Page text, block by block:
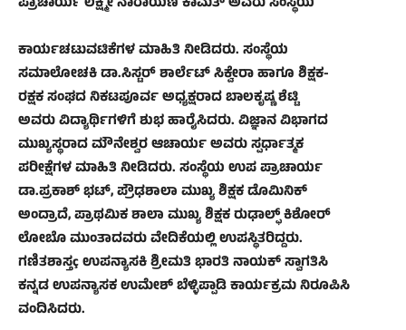
ಕಾರ್ಯಚಟುವಟಿಕೆಗಳ ಮಾಹಿತಿ ನೀಡಿದರು. ಸಂಸ್ಥೆಯ
ಸಮಾಲೋಚಕಿ ಡಾ.ಸಿಸ್ಟರ್ ಶಾರ್ಲೆಟ್ ಸಿಕ್ವೇರಾ ಹಾಗೂ ಶಿಕ್ಷಕ-
ರಕ್ಷಕ ಸಂಘದ ನಿಕಟಪೂರ್ವ ಅಧ್ಯಕ್ಷರಾದ ಬಾಲಕೃಷ್ಣ ಶೆಟ್ಟಿ
ಅವರು ವಿದ್ಯಾರ್ಥಿಗಳಿಗೆ ಶುಭ ಹಾರೈಸಿದರು. ವಿಜ್ಞಾನ ವಿಭಾಗದ
ಮುಖ್ಯಸ್ಥರಾದ ಮೌನೇಶ್ವರ ಆಚಾರ್ಯ ಅವರು ಸ್ಪರ್ಧಾತ್ಮಕ
ಪರೀಕ್ಷೆಗಳ ಮಾಹಿತಿ ನೀಡಿದರು. ಸಂಸ್ಥೆಯ ಉಪ ಪ್ರಾಚಾರ್ಯ
ಡಾ.ಪ್ರಕಾಶ್ ಭಟ್, ಪ್ರೌಢಶಾಲಾ ಮುಖ್ಯ ಶಿಕ್ಷಕ ಡೊಮಿನಿಕ್
ಅಂದ್ರಾದೆ, ಪ್ರಾಥಮಿಕ ಶಾಲಾ ಮುಖ್ಯ ಶಿಕ್ಷಕ ರುಢಾಲ್ಫ್ ಕಿಶೋರ್
ಲೋಬೊ ಮುಂತಾದವರು ವೇದಿಕೆಯಲ್ಲಿ ಉಪಸ್ಥಿತರಿದ್ದರು.
ಗಣಿತಶಾಸ್ತç ಉಪನ್ಯಾಸಕಿ ಶ್ರೀಮತಿ ಭಾರತಿ ನಾಯಕ್ ಸ್ವಾಗತಿಸಿ
ಕನ್ನಡ ಉಪನ್ಯಾಸಕ ಉಮೇಶ್ ಬೆಳ್ಳಿಪ್ಪಾಡಿ ಕಾರ್ಯಕ್ರಮ ನಿರೂಪಿಸಿ
ವಂದಿಸಿದರು.